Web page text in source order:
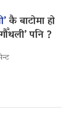
कै बाटोमा हो
पनि ?